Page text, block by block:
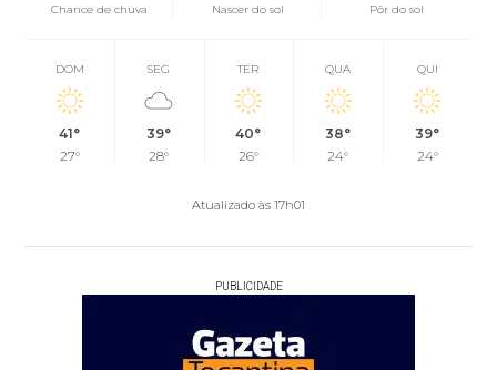
Chance de chuva
Nascer do sol Pôr do sol
DOM
41°
27°
SEG
39°
28°
TER
40°
26°
QUA
38°
24°
QUI
39°
24°
Atualizado às 17h01
PUBLICIDADE